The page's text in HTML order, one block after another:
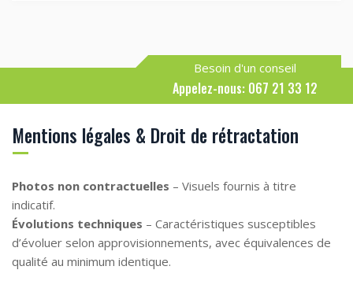
Besoin d'un conseil
Appelez-nous: 067 21 33 12
Mentions légales & Droit de rétractation
Photos non contractuelles – Visuels fournis à titre
indicatif.
Évolutions techniques – Caractéristiques susceptibles
d’évoluer selon approvisionnements, avec équivalences de
qualité au minimum identique.